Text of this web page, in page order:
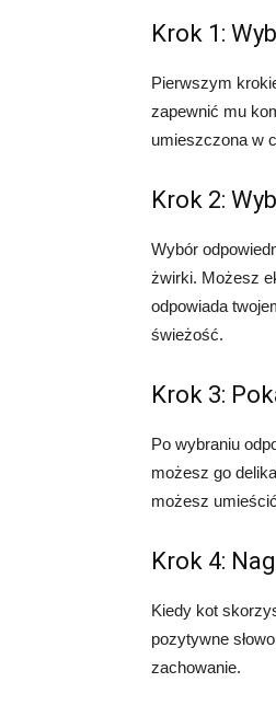
Krok 1:
Pierwszym
zapewnić mu
umieszczona w
Krok 2:
Wybór
żwirki. Możesz
odpowiada
świeżość.
Krok 3:
Po wybraniu
możesz go
możesz
Krok 4:
Kiedy kot
pozytywne
zachowanie.